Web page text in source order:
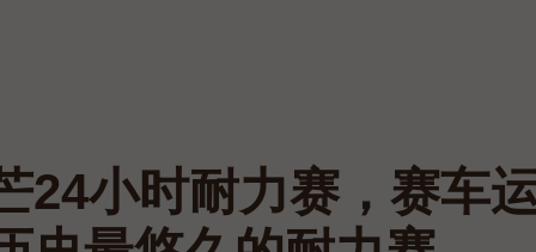
24小时耐力赛，赛车